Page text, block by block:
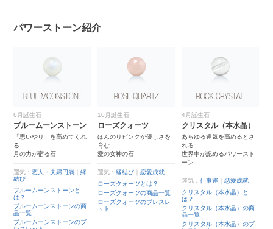
パワーストーン紹介
6月誕生石
ブルームーンストーン
「思いやり」を高めてくれ
る
月の力が宿る石
運気：恋人・夫婦円満 ｜縁
結び
ブルームーンストーンと
は？
ブルームーンストーンの商
品一覧
ブルームーンストーンのブ
10月誕生石
ローズクォーツ
ほんのりピンクが優しさを
育む
愛の女神の石
運気： 縁結び
恋愛成就
ローズクォーツとは？
ローズクォーツの商品一覧
ローズクォーツのブレスレ
ット
4月誕生石
クリスタル（本水晶）
あらゆる運気を高めるとさ
れる
世界中が認めるパワースト
ーン
運気： 仕事運
恋愛成就
クリスタル（本水晶）と
は？
クリスタル（本水晶）の商
品一覧
クリスタル（本水晶）のブ